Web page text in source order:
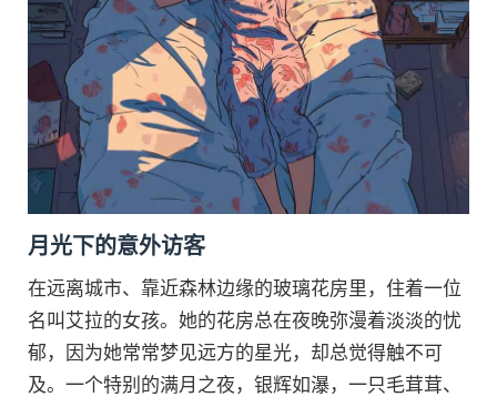
月光下的意外访客
在远离城市、靠近森林边缘的玻璃花房里，住着一位
名叫艾拉的女孩。她的花房总在夜晚弥漫着淡淡的忧
郁，因为她常常梦见远方的星光，却总觉得触不可
及。一个特别的满月之夜，银辉如瀑，一只毛茸茸、